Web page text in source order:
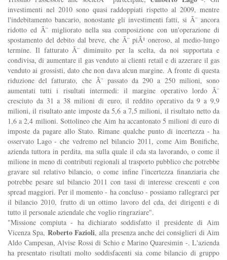
investimenti nel 2010 sono quasi raddoppiati rispetto al 2009, mentre
l'indebitamento bancario, nonostante gli investimenti fatti, si Ã¨ ancora
ridotto ed Ã¨ migliorato nella sua composizione con un'operazione di
spostamento del debito dal breve, che Ã¨ piÃ¹ oneroso, al medio-lungo
termine. Il fatturato Ã¨ diminuito per la scelta, da noi supportata e
condivisa, di aumentare il gas venduto ai clienti retail e di azzerare il gas
venduto ai grossisti, dato che non dava alcun margine. A fronte di questa
riduzione del fatturato, che Ã¨ passato da 290 a 250 milioni, sono
aumentati tutti i risultati intermedi: il margine operativo lordo Ã¨
cresciuto da 31 a 38 milioni di euro, il reddito operativo da 9 a 9,9
milioni, il risultato ante imposte da 5,6 a 7,5 milioni, il risultato netto da
1,6 a 2,4 milioni. Sottolineo che Aim ha accantonato 5 milioni di euro di
imposte da pagare allo Stato. Rimane qualche punto di incertezza - ha
osservato Lago - che vedremo nel bilancio 2011, come Aim Bonifiche,
azienda tuttora in perdita, ma sulla quale il cda sta lavorando, o come il
milione in meno di contributi regionali al trasporto pubblico che potrebbe
gravare sul relativo bilancio, o come infine l'incertezza finanziaria che
potrebbe pesare sul bilancio 2011 con tassi di interesse crescenti e con
spread maggiori. Per il momento - ha concluso - possiamo rallegrarci per
il bilancio 2010, frutto di un ottimo lavoro del cda, dei dirigenti e di
tutto il personale aziendale che voglio ringraziare".
"Missione compiuta - ha dichiarato soddisfatto il presidente di Aim
Vicenza Spa, Roberto Fazioli, alla presenza anche dei consiglieri di Aim
Aldo Campesan, Alvise Rossi di Schio e Marino Quaresimin -. L'azienda
ha presentato risultati molto soddisfacenti sia come bilancio di gruppo